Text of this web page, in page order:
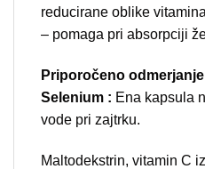
reducirane oblike
– pomaga pri absorpciji
Priporočeno
Selenium : Ena kapsula
vode pri zajtrku.
Maltodekstrin, vitamin C